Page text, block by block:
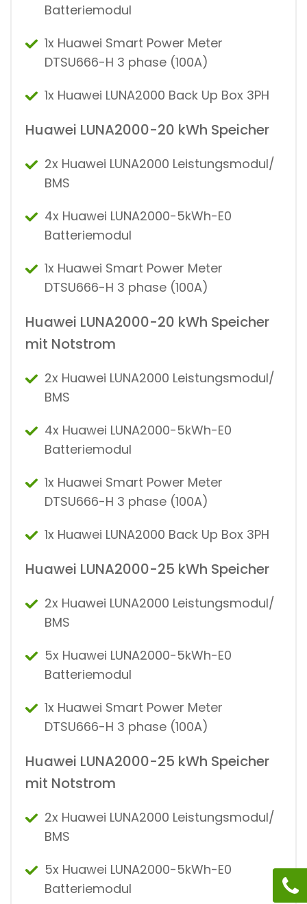
Batteriemodul
1x Huawei Smart Power Meter
DTSU666-H 3 phase (100A)
1x Huawei LUNA2000 Back Up Box 3PH
Huawei LUNA2000-20 kWh Speicher
2x Huawei LUNA2000 Leistungsmodul/
BMS
4x Huawei LUNA2000-5kWh-E0
Batteriemodul
1x Huawei Smart Power Meter
DTSU666-H 3 phase (100A)
Huawei LUNA2000-20 kWh Speicher
mit Notstrom
2x Huawei LUNA2000 Leistungsmodul/
BMS
4x Huawei LUNA2000-5kWh-E0
Batteriemodul
1x Huawei Smart Power Meter
DTSU666-H 3 phase (100A)
1x Huawei LUNA2000 Back Up Box 3PH
Huawei LUNA2000-25 kWh Speicher
2x Huawei LUNA2000 Leistungsmodul/
BMS
5x Huawei LUNA2000-5kWh-E0
Batteriemodul
1x Huawei Smart Power Meter
DTSU666-H 3 phase (100A)
Huawei LUNA2000-25 kWh Speicher
mit Notstrom
2x Huawei LUNA2000 Leistungsmodul/
BMS
5x Huawei LUNA2000-5kWh-E0
Batteriemodul